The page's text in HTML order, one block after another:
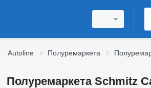
Autoline Полуремаркета
Полуремаркета Schmitz